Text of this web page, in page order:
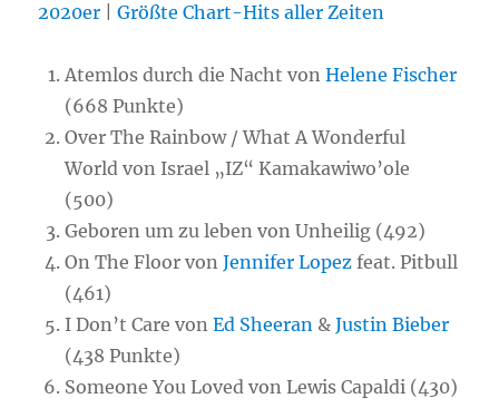
2020er |Größte Chart-Hits aller Zeiten
Atemlos durch die Nacht vonHelene Fischer
(668 Punkte)
Over The Rainbow / What A Wonderful
World von Israel „IZ“ Kamakawiwo’ole
(500)
Geboren um zu leben von Unheilig (492)
On The Floor vonJennifer Lopez feat. Pitbull
(461)
I Don’t Care vonEd Sheeran &Justin Bieber
(438 Punkte)
Someone You Loved von Lewis Capaldi (430)